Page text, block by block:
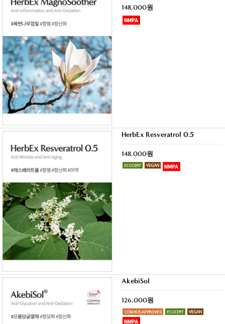
148,000원
HerbEx Resveratrol 0.5
148,000원
AkebiSol
126,000원